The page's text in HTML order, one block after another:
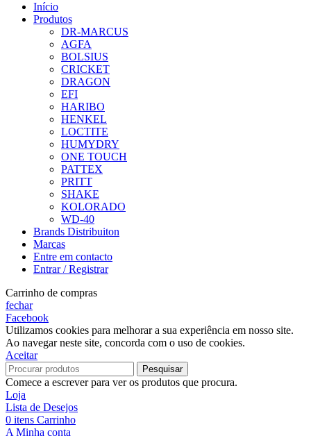
Início
Produtos
DR-MARCUS
AGFA
BOLSIUS
CRICKET
DRAGON
EFI
HARIBO
HENKEL
LOCTITE
HUMYDRY
ONE TOUCH
PATTEX
PRITT
SHAKE
KOLORADO
WD-40
Brands Distribuiton
Marcas
Entre em contacto
Entrar / Registrar
Carrinho de compras
fechar
Facebook
Utilizamos cookies para melhorar a sua experiência em nosso site.
Ao navegar neste site, concorda com o uso de cookies.
Aceitar
Pesquisar
Comece a escrever para ver os produtos que procura.
Loja
Lista de Desejos
0 itens Carrinho
A Minha conta